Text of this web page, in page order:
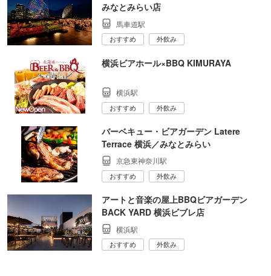
みなとみらい店
馬車道駅
おすすめ 外飲み
横浜ビアホール×BBQ KIMURAYA
横浜駅
おすすめ 外飲み
バーベキュー・ビアガーデン Latere
Terrace 横浜／みなとみらい
京急東神奈川駅
おすすめ 外飲み
アートと音楽の屋上BBQビアガーデン
BACK YARD 横浜ビブレ店
横浜駅
おすすめ 外飲み